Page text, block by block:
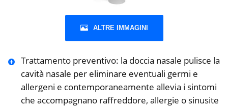
ALTRE IMMAGINI
Trattamento preventivo: la doccia nasale pulisce la
cavità nasale per eliminare eventuali germi e
allergeni e contemporaneamente allevia i sintomi
che accompagnano raffreddore, allergie o sinusite